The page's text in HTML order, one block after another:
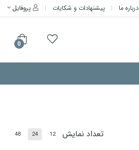
پروفایل درباره ما پیشنهادات و شکایات
0
تعداد نمایش 12
24
48